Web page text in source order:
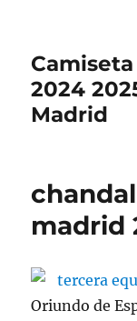
2024
Madrid
madrid
Oriundo de